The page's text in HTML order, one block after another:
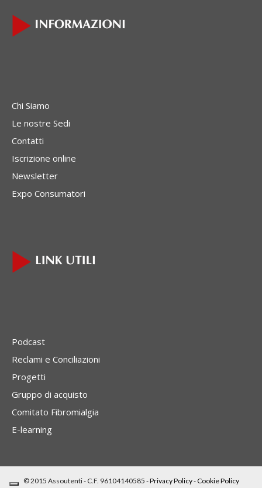
Chi Siamo
Le nostre Sedi
Contatti
Iscrizione online
Newsletter
Expo Consumatori
Podcast
Reclami e Conciliazioni
Progetti
Gruppo di acquisto
Comitato Fibromialgia
E-learning
© 2015 Assoutenti - C.F. 96104140585 -Privacy Policy-Cookie Policy